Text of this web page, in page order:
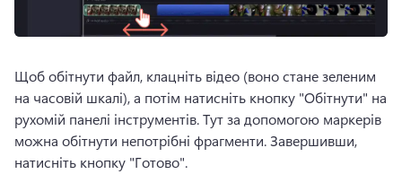
Щоб обітнути файл, клацніть відео (воно стане зеленим
на часовій шкалі), а потім натисніть кнопку "Обітнути" на
рухомій панелі інструментів. Тут за допомогою маркерів
можна обітнути непотрібні фрагменти. Завершивши,
натисніть кнопку "Готово".